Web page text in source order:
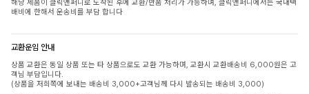
해당 제품이 클릭앤퍼니로 도착된 후에 교환/반품 처리가 가능하며, 클릭앤퍼니에서는 국내택
배비에 한해서 운송비를 부담 합니다
교환운임 안내
상품 교환은 동일 상품 또는 타 상품으로도 교환 가능하며, 교환시 교환배송비 6,000원은 고
객님 부담입니다.
(상품을 저희쪽에 보내는 배송비 3,000+고객님께 다시 발송되는 배송비 3,000)